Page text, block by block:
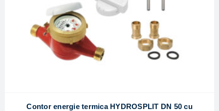
Contor energie termica HYDROSPLIT DN 50 cu